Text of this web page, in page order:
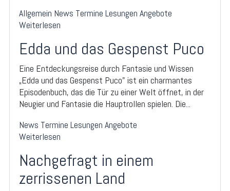
Allgemein News Termine Lesungen Angebote
Weiterlesen
Edda und das Gespenst Puco
Eine Entdeckungsreise durch Fantasie und Wissen
„Edda und das Gespenst Puco" ist ein charmantes
Episodenbuch, das die Tür zu einer Welt öffnet, in der
Neugier und Fantasie die Hauptrollen spielen. Die...
News Termine Lesungen Angebote
Weiterlesen
Nachgefragt in einem
zerrissenen Land